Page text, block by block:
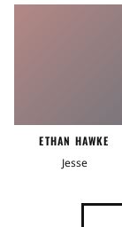
ETHAN HAWKE
Jesse